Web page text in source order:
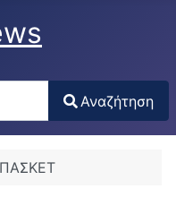
for results.
Αναζήτηση